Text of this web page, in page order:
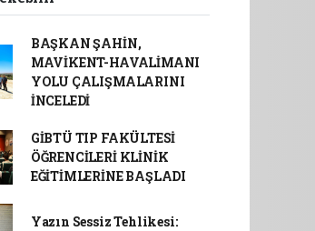
BAŞKAN ŞAHİN,
MAVİKENT-HAVALİMANI
YOLU ÇALIŞMALARINI
İNCELEDİ
GİBTÜ TIP FAKÜLTESİ
ÖĞRENCİLERİ KLİNİK
EĞİTİMLERİNE BAŞLADI
Yazın Sessiz Tehlikesi: